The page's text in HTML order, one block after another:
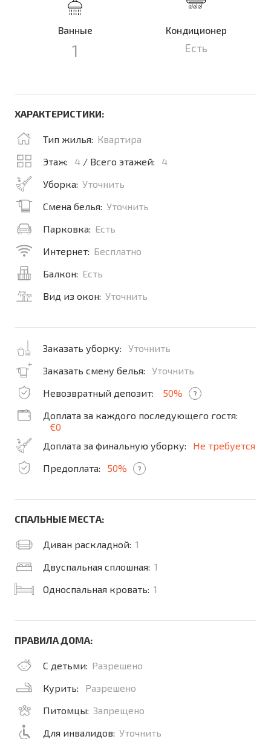
Ванные
1
Кондиционер
Есть
ХАРАКТЕРИСТИКИ:
Тип жилья: Квартира
Этаж:
4 / Всего этажей:
4
Уборка: Уточнить
Смена белья: Уточнить
Парковка: Есть
Интернет: Бесплатно
Балкон: Есть
Вид из окон: Уточнить
Заказать уборку:
Уточнить
Заказать смену белья:
Уточнить
Невозвратный депозит:
50% ?
Доплата за каждого последующего гостя:
€0
Доплата за финальную уборку:
Не требуется
Предоплата:
50% ?
СПАЛЬНЫЕ МЕСТА:
Диван раскладной: 1
Двуспальная сплошная: 1
Односпальная кровать: 1
ПРАВИЛА ДОМА:
С детьми: Разрешено
Курить:
Разрешено
Питомцы: Запрещено
Для инвалидов: Уточнить